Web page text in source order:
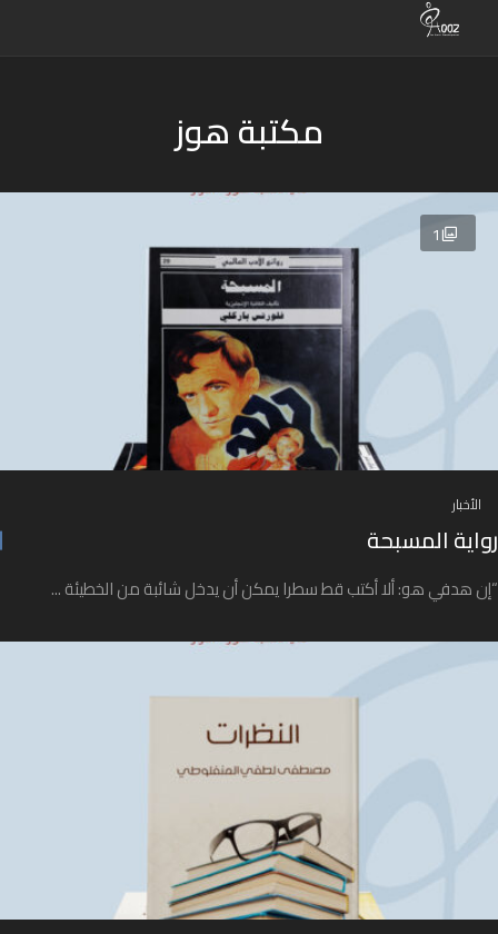
مكتبة هوز
1
الأخبار
رواية المسبحة
“إن هدفي هو: ألا أكتب قط سطرا يمكن أن يدخل شائبة من الخطيئة ...